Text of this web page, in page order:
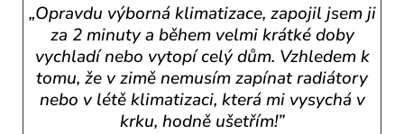
„Opravdu výborná klimatizace, zapojil jsem ji
za 2 minuty a během velmi krátké doby
vychladí nebo vytopí celý dům. Vzhledem k
tomu, že v zimě nemusím zapínat radiátory
nebo v létě klimatizaci, která mi vysychá v
krku, hodně ušetřím!”